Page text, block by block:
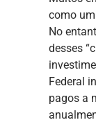
como
No
desses
Federal
pagos a